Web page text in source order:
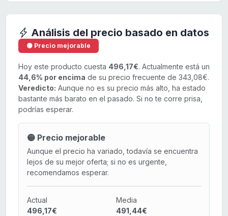
Análisis del precio basado en datos
🟡 Precio mejorable
Hoy este producto cuesta 496,17€. Actualmente está un
44,6% por encima de su precio frecuente de 343,08€.
Veredicto: Aunque no es su precio más alto, ha estado
bastante más barato en el pasado. Si no te corre prisa,
podrías esperar.
🟡 Precio mejorable
Aunque el precio ha variado, todavía se encuentra
lejos de su mejor oferta; si no es urgente,
recomendamos esperar.
Actual
496,17€
Media
491,44€